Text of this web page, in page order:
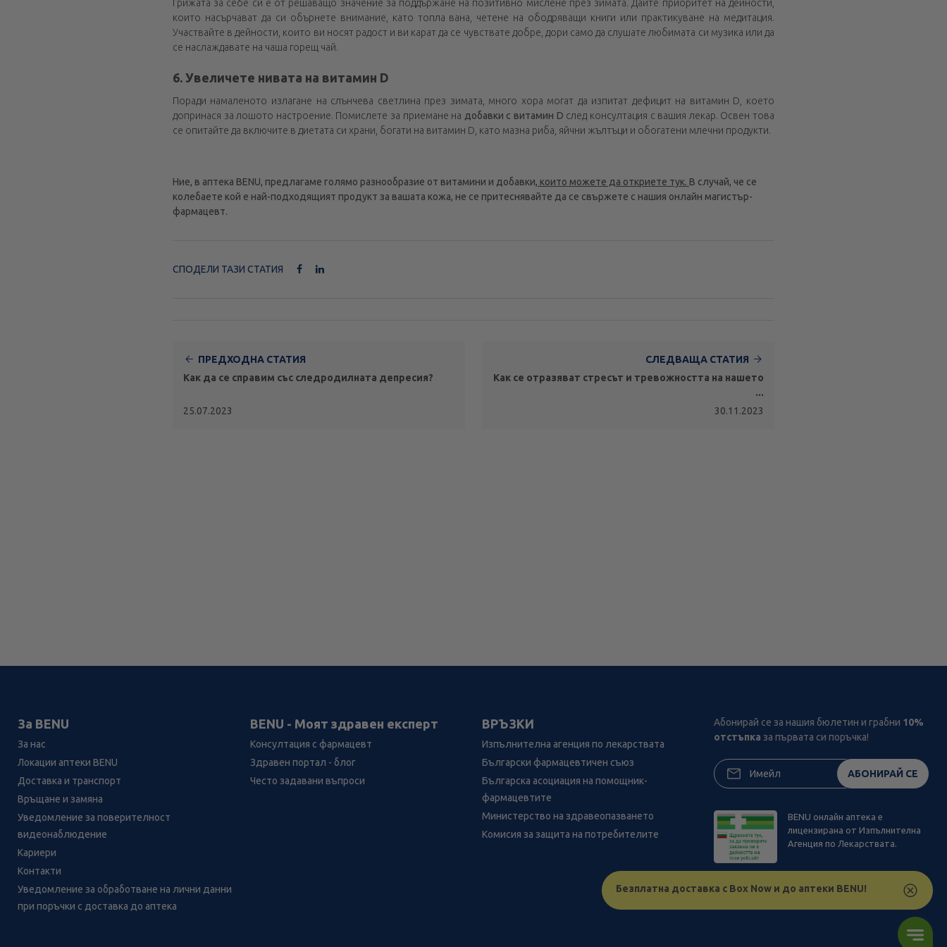
Безплатна доставка с Box Now и до аптеки BENU!
Грижата за себе си е от решаващо значение за поддържане на позитивно мислене през зимата. Дайте приоритет на дейности,
които насърчават да си обърнете внимание, като топла вана, четене на ободряващи книги или практикуване на медитация.
Участвайте в дейности, които ви носят радост и ви карат да се чувствате добре, дори само да слушате любимата си музика или да
се наслаждавате на чаша горещ чай.
6. Увеличете нивата на витамин D
Поради намаленото излагане на слънчева светлина през зимата, много хора могат да изпитат дефицит на витамин D, което
допринася за лошото настроение. Помислете за приемане на добавки с витамин D след консултация с вашия лекар. Освен това
се опитайте да включите в диетата си храни, богати на витамин D, като мазна риба, яйчни жълтъци и обогатени млечни продукти.
Ние, в аптека BENU, предлагаме голямо разнообразие от витамини и добавки, които можете да откриете тук. В случай, че се
колебаете кой е най-подходящият продукт за вашата кожа, не се притеснявайте да се свържете с нашия онлайн магистър-
фармацевт.
СПОДЕЛИ ТАЗИ СТАТИЯ
ПРЕДХОДНА СТАТИЯ
Как да се справим със следродилната депресия?
25.07.2023
СЛЕДВАЩА СТАТИЯ
Как се отразяват стресът и тревожността на нашето
...
30.11.2023
За BENU
За нас
Локации аптеки BENU
Доставка и транспорт
Връщане и замяна
Уведомление за поверителност
видеонаблюдение
Кариери
Контакти
Уведомление за обработване на лични данни
при поръчки с доставка до аптека
BENU - Моят здравен експерт
Консултация с фармацевт
Здравен портал - блог
Често задавани въпроси
ВРЪЗКИ
Изпълнителна агенция по лекарствата
Български фармацевтичен съюз
Българска асоциация на помощник-
фармацевтите
Министерство на здравеопазването
Комисия за защита на потребителите
Абонирай се за нашия бюлетин и грабни 10%
отстъпка за първата си поръчка!
АБОНИРАЙ СЕ
BENU онлайн аптека е
лицензирана от Изпълнителна
Агенция по Лекарствата.
Лесно ли се ориентираш в